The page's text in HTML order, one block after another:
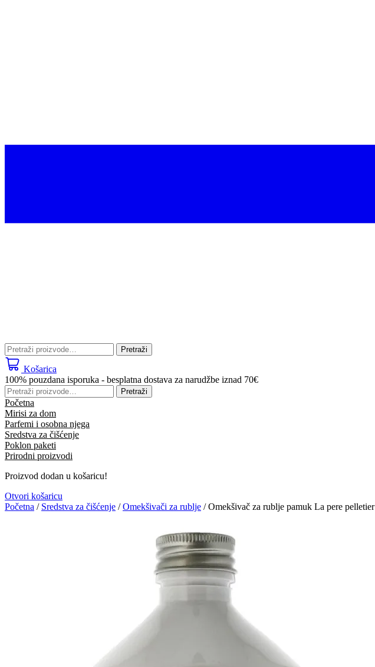
Pretraži: Pretraži
Košarica
100% pouzdana isporuka - besplatna dostava za narudžbe iznad 70€
Pretraži:
Pretraži
Početna
Mirisi za dom
Parfemi i osobna njega
Sredstva za čišćenje
Poklon paketi
Prirodni proizvodi
Proizvod dodan u košaricu!
Otvori košaricu
Početna / Sredstva za čišćenje /Omekšivači za rublje / Omekšivač za rublje pamuk La pere pelletier